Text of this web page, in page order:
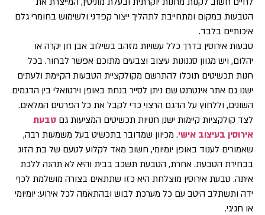
הטבעות במקום ומתחייבת לתהליך ייצור קפדני ולשימוש בחומרי גלם
איכותיים בלבד.
טבעות אירוסין בדרך כלל עשויות מזהב בשילוב אבן חן יקרה או
יהלום, ויש מגוון סגנונות עיצוב וצבעים מתוכם אפשר לבחור. בכל
חנות תכשיטים תוכלו להתרשם מקולקציית הטבעות הקיימת ולעתים
ישנו גם אתר אינטרנט שם ניתן לסייר בנחת באופן וירטואלי בין הדגמים
השונים, וללחוץ על הדגם הרצוי כדי לקבל את כל הפרטים המלאים.
לצד קולקציות קיימות ישנן חנויות תכשיטים המציעות גם טבעת
אירוסין בעיצוב אישי. מכיוון שמדובר בתכשיט בעל משמעות רבה,
שאמורים לענוד באופן יומיומי, חשוב מאד לקלוע לטעם של בת הזוג
בבחירת הטבעת. אחרת, הטבעת תשכב בבית והיא לא תהנה ללכת
איתה. טבעת אירוסין מוצלחת היא כזו שתתאים בצורה מושלמת לכף
ידה ותשתלב היטב עם כל מערכת לבוש ובהתאמה לכל אירוע: יומיומי
או חגיגי.